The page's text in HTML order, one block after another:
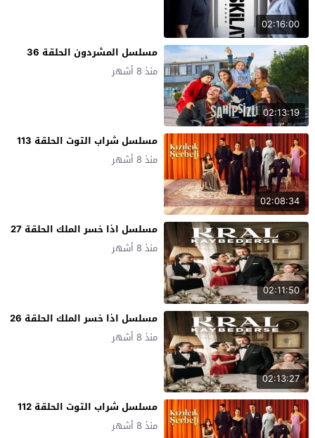
02:16:00
02:13:19
مسلسل المشردون الحلقة 36
منذ 8 أشهر
02:08:34
مسلسل شراب التوت الحلقة 113
منذ 8 أشهر
02:11:50
مسلسل اذا خسر الملك الحلقة 27
منذ 8 أشهر
02:13:27
مسلسل اذا خسر الملك الحلقة 26
منذ 8 أشهر
مسلسل شراب التوت الحلقة 112
منذ 8 أشهر